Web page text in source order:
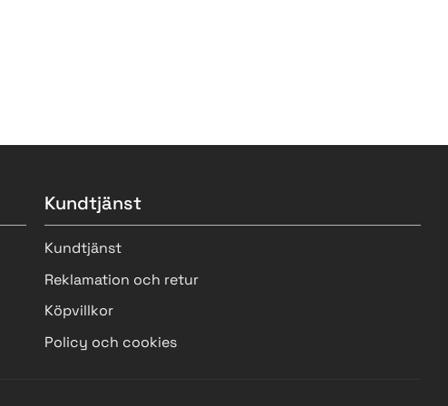
Kundtjänst
Kundtjänst
Reklamation och retur
Köpvillkor
Policy och cookies